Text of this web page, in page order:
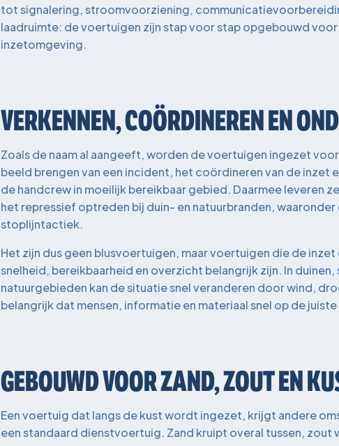
tot signalering, stroomvoorziening,
laadruimte: de voertuigen zijn stap voor stap opgebouwd
inzetomgeving.
VERKENNEN, COÖRDINEREN EN
Zoals de naam al aangeeft, worden de voertuigen ingezet
beeld brengen van een incident, het coördineren van de inzet
de handcrew in moeilijk bereikbaar gebied. Daarmee leveren
het repressief optreden bij duin- en natuurbranden,
stoplijntactiek.
Het zijn dus geen blusvoertuigen, maar voertuigen die de
snelheid, bereikbaarheid en overzicht belangrijk zijn. In
natuurgebieden kan de situatie snel veranderen door wind,
belangrijk dat mensen, informatie en materiaal snel op de
GEBOUWD VOOR ZAND, ZOUT EN
Een voertuig dat langs de kust wordt ingezet, krijgt andere
een standaard dienstvoertuig. Zand kruipt overal tussen, zout